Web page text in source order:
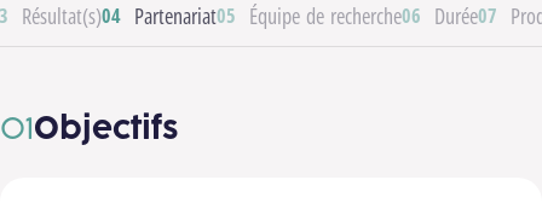
Résultat(s) Partenariat Équipe de recherche Durée
Objectifs